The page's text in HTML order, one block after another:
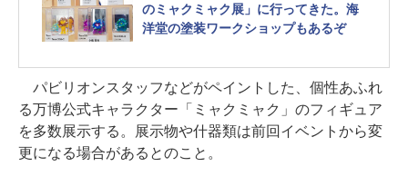
のミャクミャク展」に行ってきた。海
洋堂の塗装ワークショップもあるぞ
パビリオンスタッフなどがペイントした、個性あふれ
る万博公式キャラクター「ミャクミャク」のフィギュア
を多数展示する。展示物や什器類は前回イベントから変
更になる場合があるとのこと。